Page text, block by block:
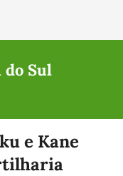
do Sul
e Kane